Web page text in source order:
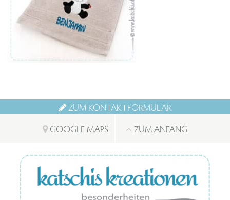
ZUM KONTAKTFORMULAR
GOOGLE MAPS
ZUM ANFANG